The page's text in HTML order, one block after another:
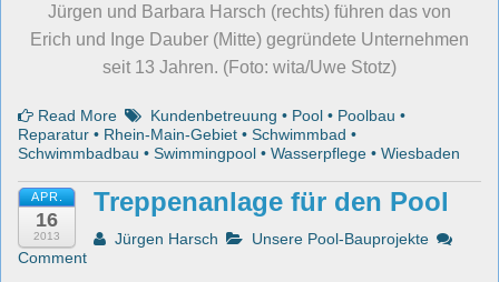
Jürgen und Barbara Harsch (rechts) führen das von
Erich und Inge Dauber (Mitte) gegründete Unternehmen
seit 13 Jahren. (Foto: wita/Uwe Stotz)
Read More Kundenbetreuung • Pool • Poolbau •
Reparatur • Rhein-Main-Gebiet • Schwimmbad •
Schwimmbadbau • Swimmingpool • Wasserpflege • Wiesbaden
APR.
16
2013
Treppenanlage für den Pool
Jürgen Harsch
Unsere Pool-Bauprojekte
Comment